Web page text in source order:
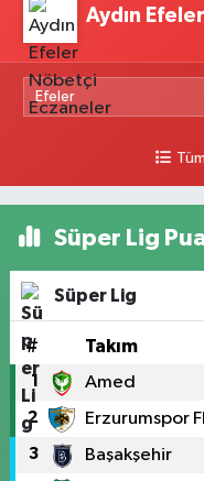
Aydın
Süper Lig
Süper Lig
# Takım
1 Amed
2 Erzurumspor
3 Başakşehir